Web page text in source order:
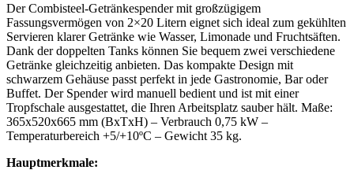
Der Combisteel-Getränkespender mit großzügigem
Fassungsvermögen von 2×20 Litern eignet sich ideal zum gekühlten
Servieren klarer Getränke wie Wasser, Limonade und Fruchtsäften.
Dank der doppelten Tanks können Sie bequem zwei verschiedene
Getränke gleichzeitig anbieten. Das kompakte Design mit
schwarzem Gehäuse passt perfekt in jede Gastronomie, Bar oder
Buffet. Der Spender wird manuell bedient und ist mit einer
Tropfschale ausgestattet, die Ihren Arbeitsplatz sauber hält. Maße:
365x520x665 mm (BxTxH) – Verbrauch 0,75 kW –
Temperaturbereich +5/+10ºC – Gewicht 35 kg.
Hauptmerkmale: